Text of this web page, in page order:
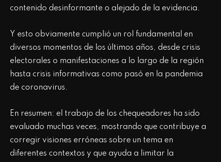
contenido desinformante o alejado de la evidencia.
Y esto obviamente cumplió un rol fundamental en
diversos momentos de los últimos años, desde crisis
electorales o manifestaciones a lo largo de la región
hasta crisis informativas como pasó en la pandemia
de coronavirus.
En resumen: el trabajo de los chequeadores ha sido
evaluado muchas veces, mostrando que contribuye a
corregir visiones erróneas sobre un tema en
diferentes contextos y que ayuda a limitar la